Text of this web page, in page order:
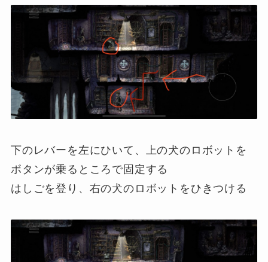
下のレバーを左にひいて、上の犬のロボットを
ボタンが乗るところで固定する
はしごを登り、右の犬のロボットをひきつける